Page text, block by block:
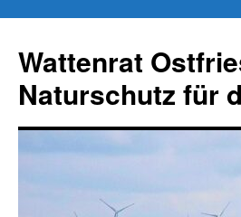
springen
Wattenrat
Naturschutz für